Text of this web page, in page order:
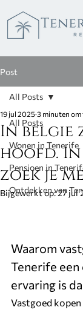
Post
All Posts
Wonen in Tenerife
Pensioen in
Ontdekken van
All Posts
In belgie
hoofd.
zoek je
19 jul 2025 3 minuten om
Bijgewerkt op:27 jul
Waarom
Tenerife
ervaring is
Vastgoed